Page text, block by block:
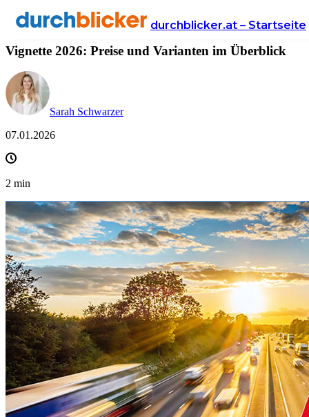
durchblicker.at – Startseite
News Versicherung autoversicherung
Vignette 2026: Preise und Varianten im Überblick
Sarah Schwarzer
07.01.2026
2 min